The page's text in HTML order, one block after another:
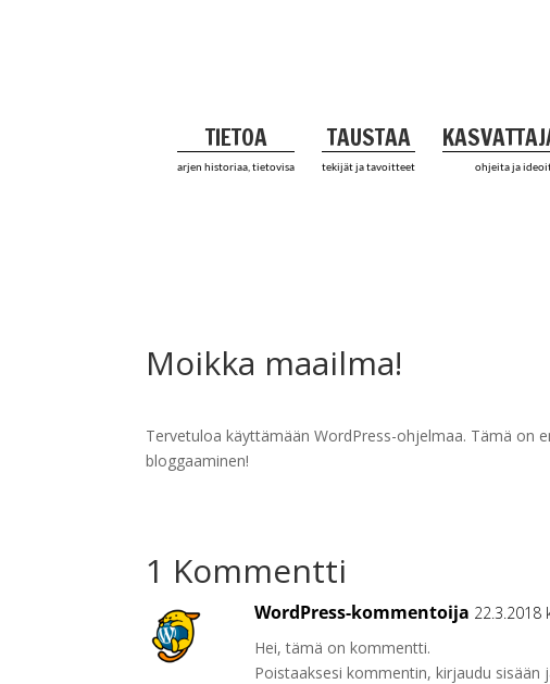
TIETOA
arjen historiaa, tietovisa
TAUSTAA
tekijät ja tavoitteet ohjeita ja
Moikka maailma!
Tervetuloa käyttämään WordPress-ohjelmaa. Tämä on
bloggaaminen!
1 Kommentti
WordPress-kommentoija 22.3.2018
Hei, tämä on kommentti.
Poistaaksesi kommentin, kirjaudu